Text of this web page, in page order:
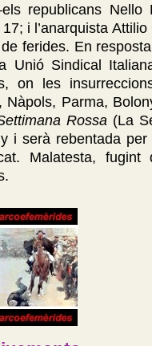
republicans Nello
i l’anarquista
ferides. En
Unió Sindical
les insurreccions
Nàpols, Parma,
Rossa (La
i serà rebentada
Malatesta, fugint